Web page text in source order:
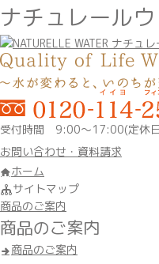
ナチュレール
受付時間 9:00～17:00(定休
お問い合わせ・資料請求
ホーム
サイトマップ
商品のご案内
商品のご案内
商品のご案内